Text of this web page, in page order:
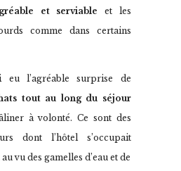
et serviable et les
comme dans certains
eu l’agréable surprise de
tout au long du séjour
à volonté. Ce sont des
dont l’hôtel s’occupait
vu des gamelles d’eau et de